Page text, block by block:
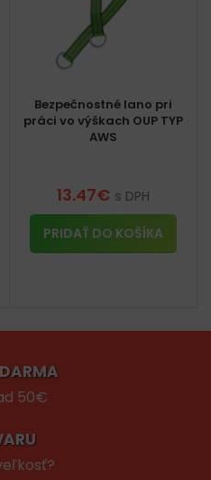
Bezpečnostné lano pri
práci vo výškach OUP TYP
AWS
13.47€ s DPH
PRIDAŤ DO KOŠÍKA
50€